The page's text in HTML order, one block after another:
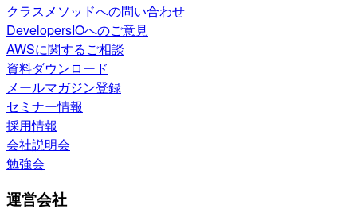
クラスメソッドへの問い合わせ
DevelopersIOへのご意見
AWSに関するご相談
資料ダウンロード
メールマガジン登録
セミナー情報
採用情報
会社説明会
勉強会
運営会社